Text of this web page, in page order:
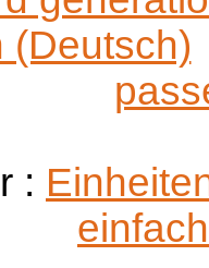
(Deutsch)
: